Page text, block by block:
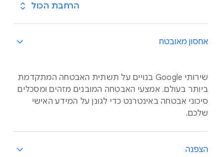
הרחבת הכול
אחסון מאובטח
שירותי Google בנויים על תשתית האבטחה המתקדמת
ביותר בעולם. אמצעי האבטחה המובנים מזהים ומסכלים
סיכוני אבטחה באינטרנט כדי לגונן על המידע האישי
שלכם.
הצפנה